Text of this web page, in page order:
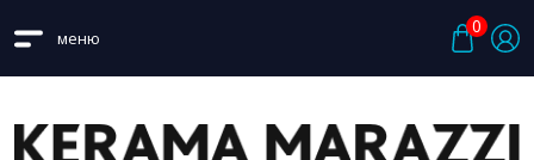
меню
0